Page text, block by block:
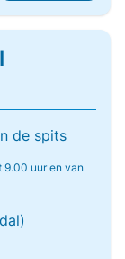
de spits
9.00 uur en van